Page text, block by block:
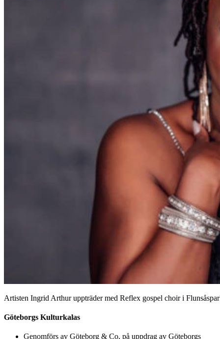
Artisten Ingrid Arthur uppträder med Reflex gospel choir i
Göteborgs Kulturkalas
Genomförs av Göteborg & Co, på uppdrag av Göteborgs